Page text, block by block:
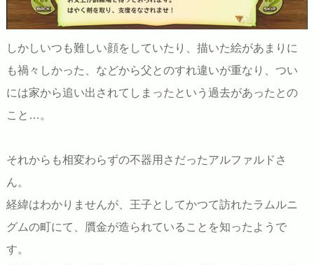
しかしいつも難しい顔をしていたり、描いた絵があまりに
も禍々しかった、などから父とのすれ違いが重なり、つい
には家から追い出されてしまったという過去があったとの
こと…。
それからも相変わらずの不器用さだったアルファルドさ
ん。
経緯はわかりませんが、王子としてかつて訪れたラムルニ
グムの町にて、贋金が造られていることを知ったようで
す。